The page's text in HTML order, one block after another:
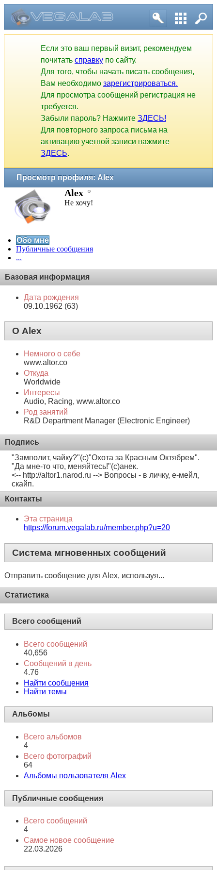
Если это ваш первый визит, рекомендуем
почитать справку по сайту.
Для того, чтобы начать писать сообщения,
Вам необходимо зарегистрироваться.
Для просмотра сообщений регистрация не
требуется.
Забыли пароль? Нажмите ЗДЕСЬ!
Для повторного запроса письма на
активацию учетной записи нажмите
ЗДЕСЬ.
Просмотр профиля: Alex
Alex
Не хочу!
Обо мне
Публичные сообщения
...
Базовая информация
Дата рождения
09.10.1962 (63)
О Alex
Немного о себе
www.altor.co
Откуда
Worldwide
Интересы
Audio, Racing, www.altor.co
Род занятий
R&D Department Manager (Electronic Engineer)
Подпись
"Замполит, чайку?"(с)"Охота за Красным Октябрем".
"Да мне-то что, меняйтесь!"(с)анек.
<-- http://altor1.narod.ru --> Вопросы - в личку, е-мейл,
скайп.
Контакты
Эта страница
https://forum.vegalab.ru/member.php?u=20
Система мгновенных сообщений
Отправить сообщение для Alex, используя...
Статистика
Всего сообщений
Всего сообщений
40,656
Сообщений в день
4.76
Найти сообщения
Найти темы
Альбомы
Всего альбомов
4
Всего фотографий
64
Альбомы пользователя Alex
Публичные сообщения
Всего сообщений
4
Самое новое сообщение
22.03.2026